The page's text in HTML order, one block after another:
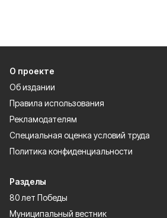
О проекте
Об издании
Правила использования
Рекламодателям
Специальная оценка условий труда
Политика конфиденциальности
Разделы
80 лет Победы
Муниципальный вестник